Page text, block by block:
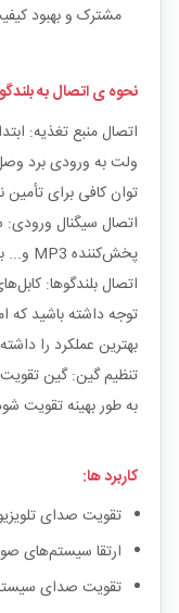
مشترک و بهبود
نحوه ی اتصال به
ولت به ورودی برد
توان کافی برای تأمین
اتصال سیگنال ورودی:
پخش‌کننده MP3 و... به ورودی‌های این ماژول وصل کنید.
اتصال بلندگوها:
بهترین عملکرد را
تنظیم گین: گین
به‌ طور بهینه تقویت
کاربرد ها:
تقویت صدای
ارتقا سیستم‌های
تقویت صدای